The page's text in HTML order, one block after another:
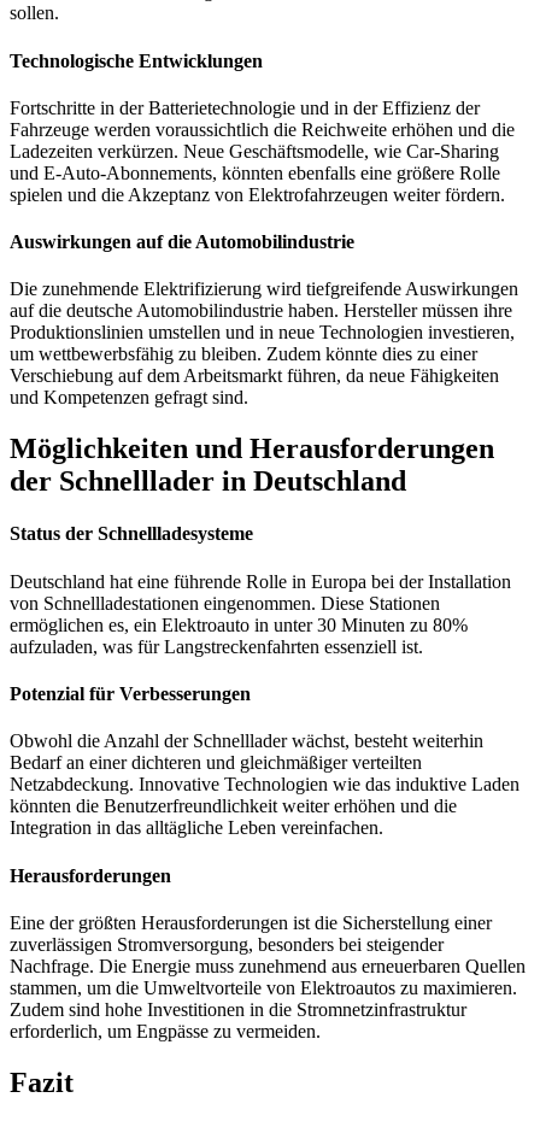
sollen.
Technologische Entwicklungen
Fortschritte in der Batterietechnologie und in der Effizienz der
Fahrzeuge werden voraussichtlich die Reichweite erhöhen und die
Ladezeiten verkürzen. Neue Geschäftsmodelle, wie Car-Sharing
und E-Auto-Abonnements, könnten ebenfalls eine größere Rolle
spielen und die Akzeptanz von Elektrofahrzeugen weiter fördern.
Auswirkungen auf die Automobilindustrie
Die zunehmende Elektrifizierung wird tiefgreifende Auswirkungen
auf die deutsche Automobilindustrie haben. Hersteller müssen ihre
Produktionslinien umstellen und in neue Technologien investieren,
um wettbewerbsfähig zu bleiben. Zudem könnte dies zu einer
Verschiebung auf dem Arbeitsmarkt führen, da neue Fähigkeiten
und Kompetenzen gefragt sind.
Möglichkeiten und Herausforderungen
der Schnelllader in Deutschland
Status der Schnellladesysteme
Deutschland hat eine führende Rolle in Europa bei der Installation
von Schnellladestationen eingenommen. Diese Stationen
ermöglichen es, ein Elektroauto in unter 30 Minuten zu 80%
aufzuladen, was für Langstreckenfahrten essenziell ist.
Potenzial für Verbesserungen
Obwohl die Anzahl der Schnelllader wächst, besteht weiterhin
Bedarf an einer dichteren und gleichmäßiger verteilten
Netzabdeckung. Innovative Technologien wie das induktive Laden
könnten die Benutzerfreundlichkeit weiter erhöhen und die
Integration in das alltägliche Leben vereinfachen.
Herausforderungen
Eine der größten Herausforderungen ist die Sicherstellung einer
zuverlässigen Stromversorgung, besonders bei steigender
Nachfrage. Die Energie muss zunehmend aus erneuerbaren Quellen
stammen, um die Umweltvorteile von Elektroautos zu maximieren.
Zudem sind hohe Investitionen in die Stromnetzinfrastruktur
erforderlich, um Engpässe zu vermeiden.
Fazit